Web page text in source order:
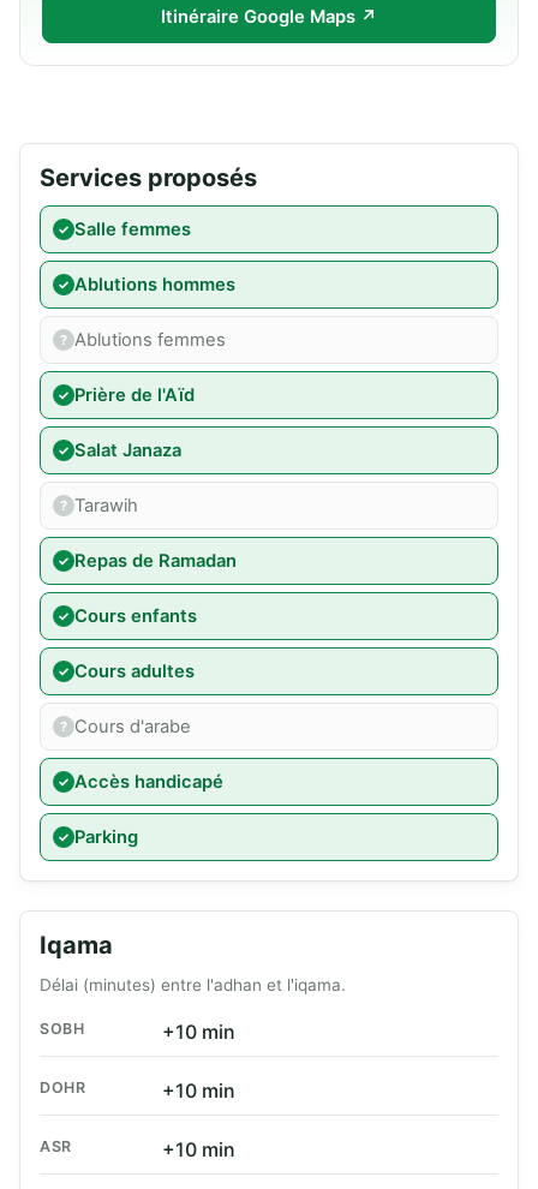
Itinéraire Google Maps ↗
Services proposés
Salle femmes
Ablutions hommes
Ablutions femmes
Prière de l'Aïd
Salat Janaza
Tarawih
Repas de Ramadan
Cours enfants
Cours adultes
Cours d'arabe
Accès handicapé
Parking
Iqama
Délai (minutes) entre l'adhan et l'iqama.
SOBH +10 min
DOHR +10 min
ASR +10 min